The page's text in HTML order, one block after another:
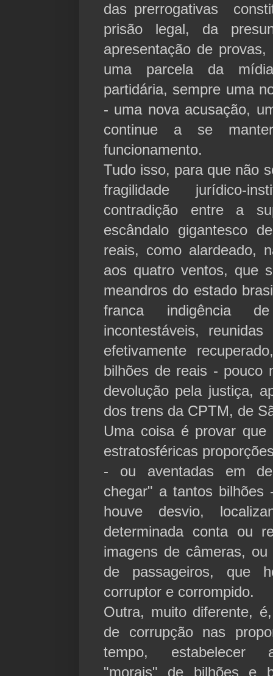
das prerrogativas
prisão legal, da
apresentação de
uma parcela da
partidária, sempre uma
- uma nova acusação,
continue a se
funcionamento.
Tudo isso, para que não
fragilidade jurídico-
contradição entre a
escândalo gigantesco
reais, como alardeado,
aos quatro ventos, que
meandros do estado
franca indigência
incontestáveis,
efetivamente
bilhões de reais - pouco
devolução pela justiça,
dos trens da CPTM, de
Uma coisa é provar
estratosféricas
- ou aventadas em
chegar" a tantos bilhões
houve desvio,
determinada conta ou
imagens de câmeras,
de passageiros, que
corruptor e corrompido.
Outra, muito diferente,
de corrupção nas
tempo, estabelecer
"morais" de bilhões e